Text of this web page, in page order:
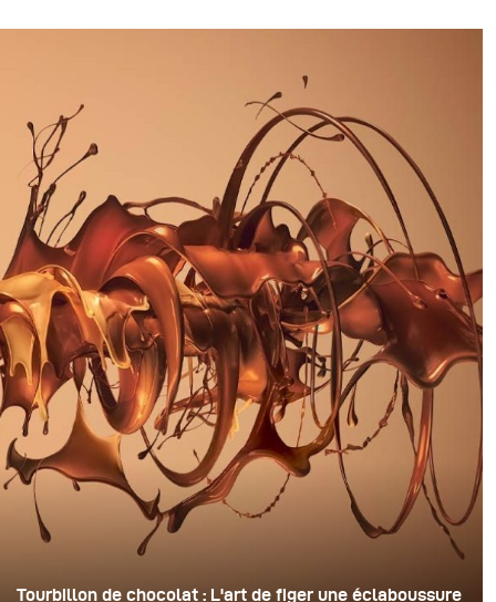
Tourbillon de chocolat : L'art de figer une éclaboussure